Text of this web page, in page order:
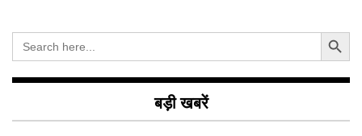
Search
for:
Search Button
बड़ी खबरें